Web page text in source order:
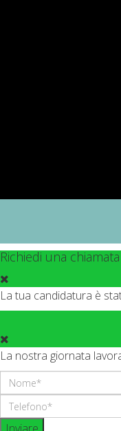
Richiedi una chiamata
La tua candidatura è
La nostra giornata